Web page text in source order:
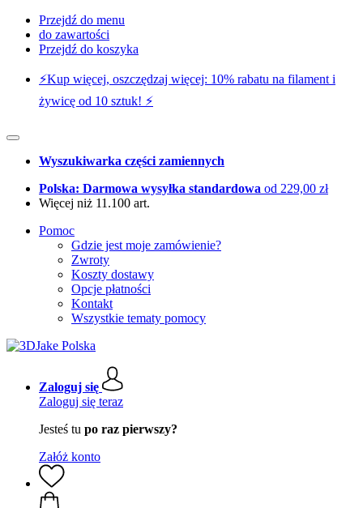
Przejdź do menu
do zawartości
Przejdź do koszyka
⚡️Kup więcej, oszczędzaj więcej: 10% rabatu na filament i
żywicę od 10 sztuk! ⚡️
Wyszukiwarka części zamiennych
Polska: Darmowa wysyłka standardowa od 229,00 zł
Więcej niż 11.100 art.
Pomoc
Gdzie jest moje zamówienie?
Zwroty
Koszty dostawy
Opcje płatności
Kontakt
Wszystkie tematy pomocy
Zaloguj się
Zaloguj się teraz
Jesteś tu po raz pierwszy?
Załóż konto